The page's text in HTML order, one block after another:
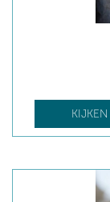
KIJKEN